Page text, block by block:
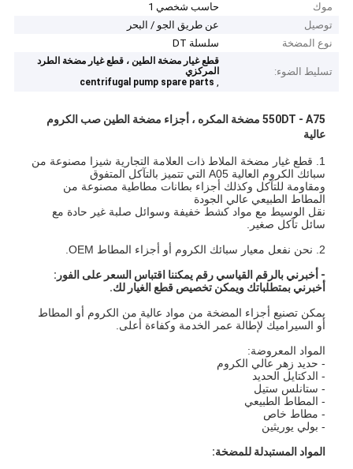
موك
حاسب شخصي 1
توصيل
عن طريق الجو / البحر
نوع المضخة
سلسلة DT
تسليط الضوء:
قطع غيار مضخة الطين ، قطع غيار مضخة الطرد
المركزي
,
centrifugal pump spare parts
550DT - A75 مضخة المكره ، أجزاء مضخة الطين صب الكروم
عالية
1. قطع غيار مضخة الملاط ذات العلامة التجارية شيزا مصنوعة من
سبائك الكروم العالية A05 التي تتميز بالتآكل المتفوق
ومقاومة للتآكل وكذلك أجزاء بطانات مطاطية مصنوعة من
المطاط الطبيعي عالي الجودة
نقل الوسيط مع مواد كشط خفيفة وسوائل صلبة غير حادة مع
سائل تآكل صغير.
2. نحن نفعل معيار سبائك الكروم أو أجزاء المطاط OEM.
- أخبرني بالرقم القياسي رقم يمكننا اقتباس السعر على الفور:
أخبرني بمتطلباتك ويمكن تخصيص قطع الغيار لك.
يمكن تصنيع أجزاء المضخة من مواد عالية من الكروم أو المطاط
أو السيراميك لإطالة عمر الخدمة وكفاءة أعلى.
المواد المعروضة:
- حديد زهر عالي الكروم
- الدكتايل الحديد
- ستانلس ستيل
- المطاط الطبيعي
- مطاط خاص
- بولي يوريثين
المواد المستبدلة للمضخة: